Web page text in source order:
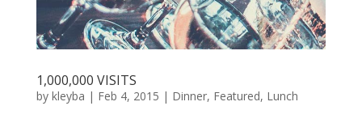
1,000,000 VISITS
by kleyba | Feb 4, 2015 | Dinner, Featured, Lunch